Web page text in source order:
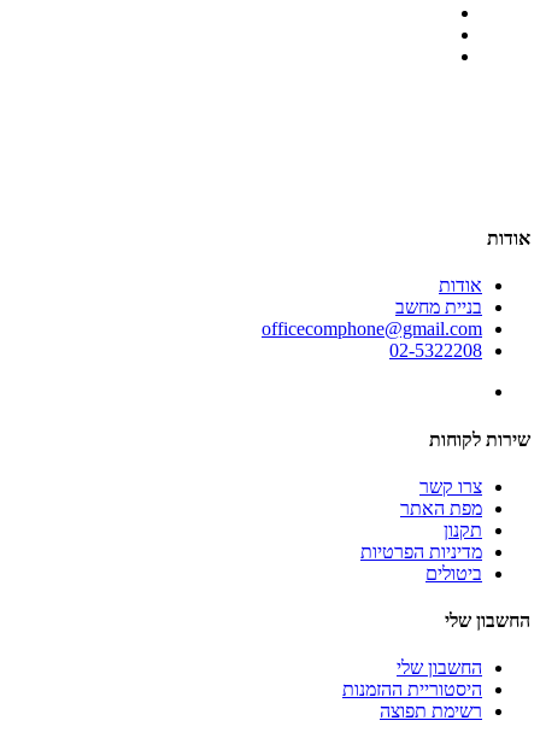
אודות
אודות
בניית מחשב
officecomphone@gmail.com
02-5322208
שירות לקוחות
צרו קשר
מפת האתר
תקנון
מדיניות הפרטיות
ביטולים
החשבון שלי
החשבון שלי
היסטוריית ההזמנות
רשימת תפוצה